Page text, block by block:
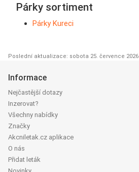
Párky sortiment
Párky Kureci
Poslední aktualizace: sobota 25. července 2026
Informace
Nejčastější dotazy
Inzerovat?
Všechny nabídky
Značky
Akcniletak.cz aplikace
O nás
Přidat leták